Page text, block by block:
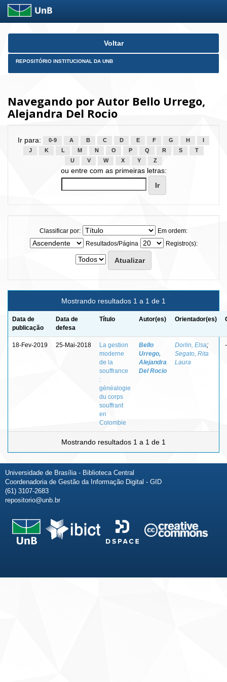
Skip
Voltar
REPOSITÓRIO INSTITUCIONAL DA UNB
Navegando por Autor Bello Urrego,
Alejandra Del Rocio
Ir para: 0-9 A B C D E F G H
J
K L M N O P Q R S
T
U
V W X Y Z
ou entre com as primeiras letras:
Classificar por:
Em ordem:
Resultados/Página
Registro(s):
Mostrando resultados 1 a 1 de 1
Data de
publicação
Data de
defesa
Título Autor(es) Orientador(es)
18-Fev-2019 25-Mai-2018
La gestion
moderne
de la
souffrance
:
généalogie
du corps
souffrant
en
Colombie
Bello
Urrego,
Alejandra
Del Rocio
Dorlin, Elsa;
Segato, Rita
Laura
-
Mostrando resultados 1 a 1 de 1
Universidade de Brasília - Biblioteca Central
Coordenadoria de Gestão da Informação Digital - GID
(61) 3107-2683
repositorio@unb.br